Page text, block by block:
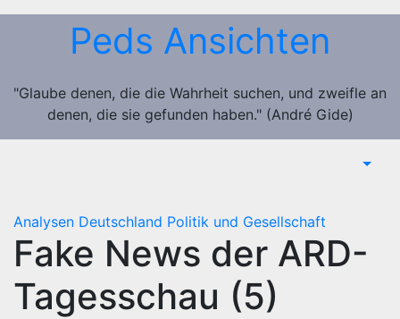
Zum
Peds Ansichten
"Glaube denen, die die Wahrheit suchen, und zweifle an
denen, die sie gefunden haben." (André Gide)
Analysen Deutschland Politik und Gesellschaft
Fake News der ARD-
Tagesschau (5)